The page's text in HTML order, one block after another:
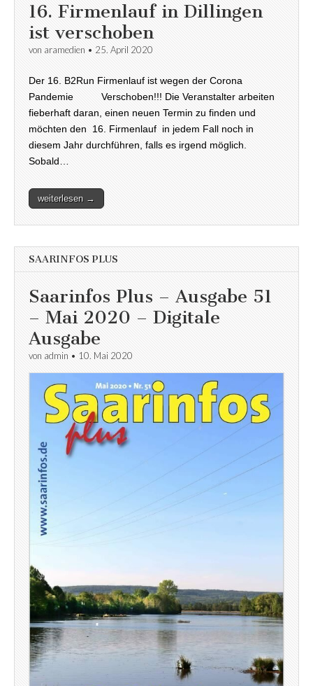
16. Firmenlauf in Dillingen
ist verschoben
von aramedien • 25. April 2020
Der 16. B2Run Firmenlauf ist wegen der Corona
Pandemie Verschoben!!! Die Veranstalter arbeiten
fieberhaft daran, einen neuen Termin zu finden und
möchten den 16. Firmenlauf in jedem Fall noch in
diesem Jahr durchführen, falls es irgend möglich.
Sobald…
weiterlesen →
SAARINFOS PLUS
Saarinfos Plus – Ausgabe 51
– Mai 2020 – Digitale
Ausgabe
von admin • 10. Mai 2020